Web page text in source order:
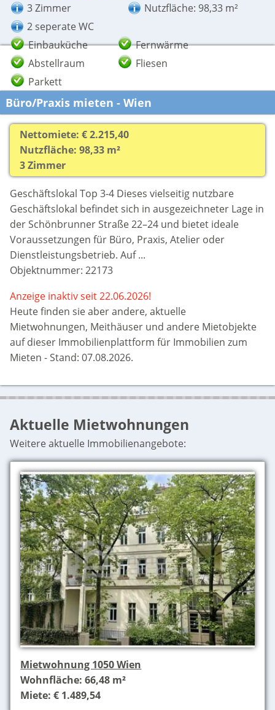
3 Zimmer
Nutzfläche: 98,33 m²
2 seperate WC
Einbauküche
Fernwärme
Abstellraum
Fliesen
Parkett
Büro/Praxis mieten - Wien
Nettomiete: € 2.215,40
Nutzfläche: 98,33 m²
3 Zimmer
Geschäftslokal Top 3-4 Dieses vielseitig nutzbare
Geschäftslokal befindet sich in ausgezeichneter Lage in
der Schönbrunner Straße 22–24 und bietet ideale
Voraussetzungen für Büro, Praxis, Atelier oder
Dienstleistungsbetrieb. Auf ...
Objektnummer: 22173
Anzeige inaktiv seit 22.06.2026!
Heute finden sie aberandere, aktuelle
Mietwohnungen, Meithäuser und andere Mietobjekte
auf dieser Immobilienplattform für Immobilien zum
Mieten - Stand: 07.08.2026.
Aktuelle Mietwohnungen
Weitere aktuelle Immobilienangebote:
Mietwohnung 1050 Wien
Wohnfläche: 66,48 m²
Miete: € 1.489,54